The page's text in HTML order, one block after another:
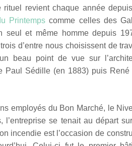
revient chaque année
Printemps comme celles des
seul et même homme depuis
d’entre nous choisissent de
beau point de vue sur
Paul Sédille (en 1883) puis René
employés du Bon Marché, le
se tenait au départ
incendie est l’occasion de